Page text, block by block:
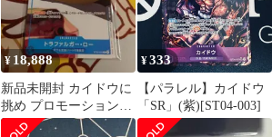
¥ 18,888
新品未開封 カイドウに
挑め プロモーションカ
ードセット②
¥333
【パラレル】カイドウ
「SR」(紫)[ST04-003]